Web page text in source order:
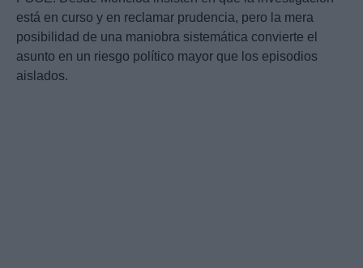
está en curso y en reclamar prudencia, pero la mera
posibilidad de una maniobra sistemática convierte el
asunto en un riesgo político mayor que los episodios
aislados.